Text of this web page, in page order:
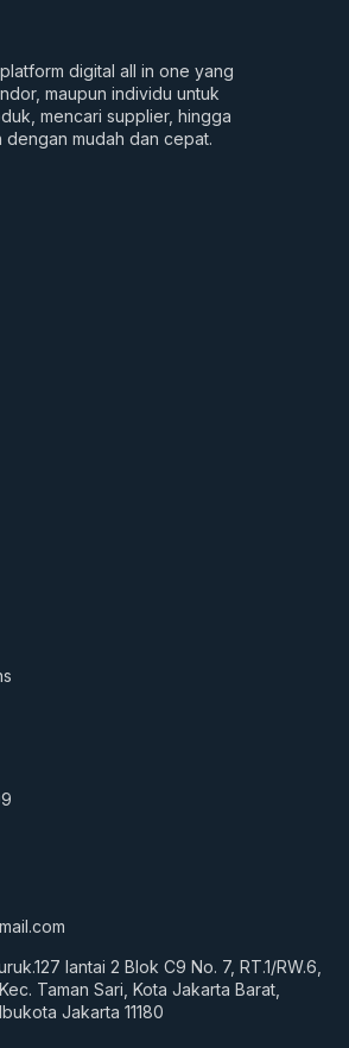
digital all in one yang
maupun individu untuk
mencari supplier, hingga
dengan mudah dan cepat.
lantai 2 Blok C9 No. 7, RT.1/RW.6,
Taman Sari, Kota Jakarta Barat,
Jakarta 11180